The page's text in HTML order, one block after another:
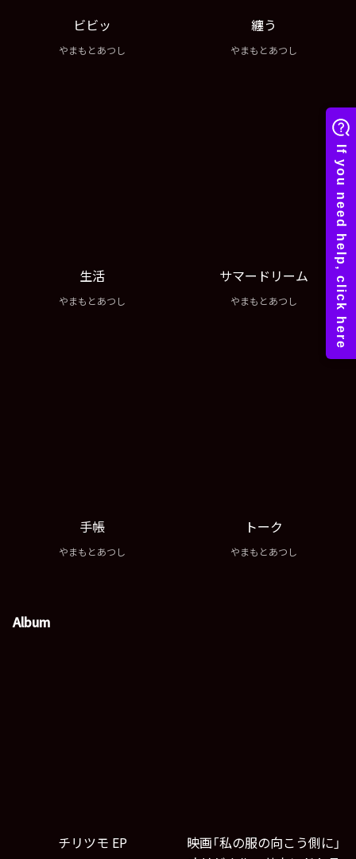
ビビッ
やまもとあつし
纏う
やまもとあつし
生活
やまもとあつし
サマードリーム
やまもとあつし
手帳
やまもとあつし
トーク
やまもとあつし
Album
チリツモ EP
映画「私の服の向こう側に」